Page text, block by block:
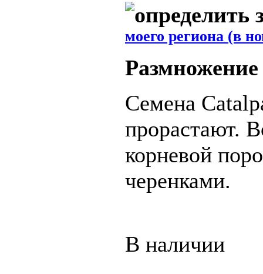
моего региона (в
Семена
прорастают.
корневой
черенками.
В наличии